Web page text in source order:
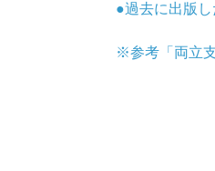
●過去に出版
※参考「 両立